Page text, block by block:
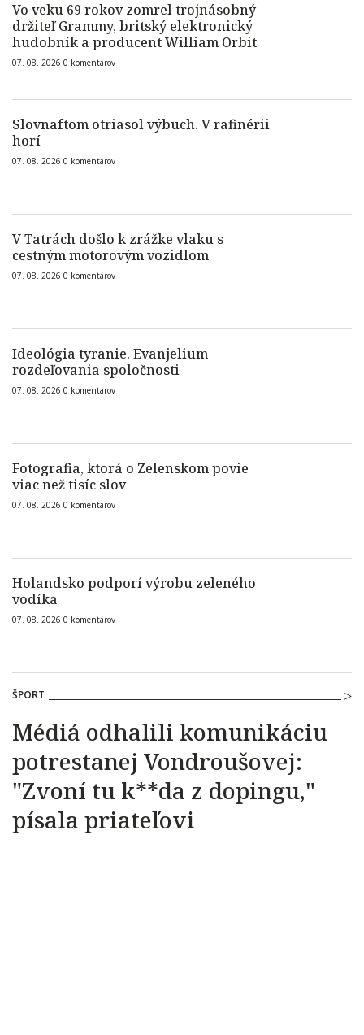
Vo veku 69 rokov zomrel trojnásobný
držiteľ Grammy, britský elektronický
hudobník a producent William Orbit
07. 08. 2026 0 komentárov
Slovnaftom otriasol výbuch. V rafinérii
horí
07. 08. 2026 0 komentárov
V Tatrách došlo k zrážke vlaku s
cestným motorovým vozidlom
07. 08. 2026 0 komentárov
Ideológia tyranie. Evanjelium
rozdeľovania spoločnosti
07. 08. 2026 0 komentárov
Fotografia, ktorá o Zelenskom povie
viac než tisíc slov
07. 08. 2026 0 komentárov
Holandsko podporí výrobu zeleného
vodíka
07. 08. 2026 0 komentárov
ŠPORT